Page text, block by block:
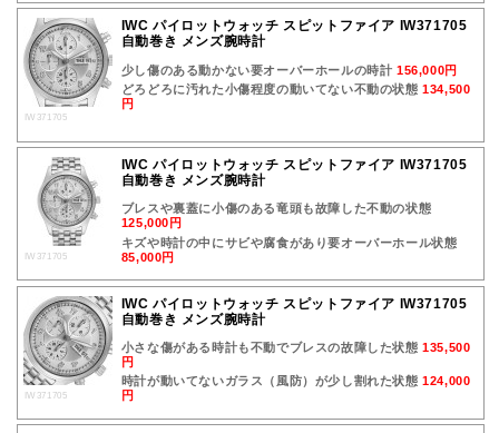
IW371705
IWC パイロットウォッチ スピットファイア IW371705
自動巻き メンズ腕時計
少し傷のある動かない要オーバーホールの時計156,000円
どろどろに汚れた小傷程度の動いてない不動の状態134,500
円
IW371705
IWC パイロットウォッチ スピットファイア IW371705
自動巻き メンズ腕時計
ブレスや裏蓋に小傷のある竜頭も故障した不動の状態
125,000円
キズや時計の中にサビや腐食があり要オーバーホール状態
85,000円
IW371705
IWC パイロットウォッチ スピットファイア IW371705
自動巻き メンズ腕時計
小さな傷がある時計も不動でブレスの故障した状態135,500
円
時計が動いてないガラス（風防）が少し割れた状態124,000
円